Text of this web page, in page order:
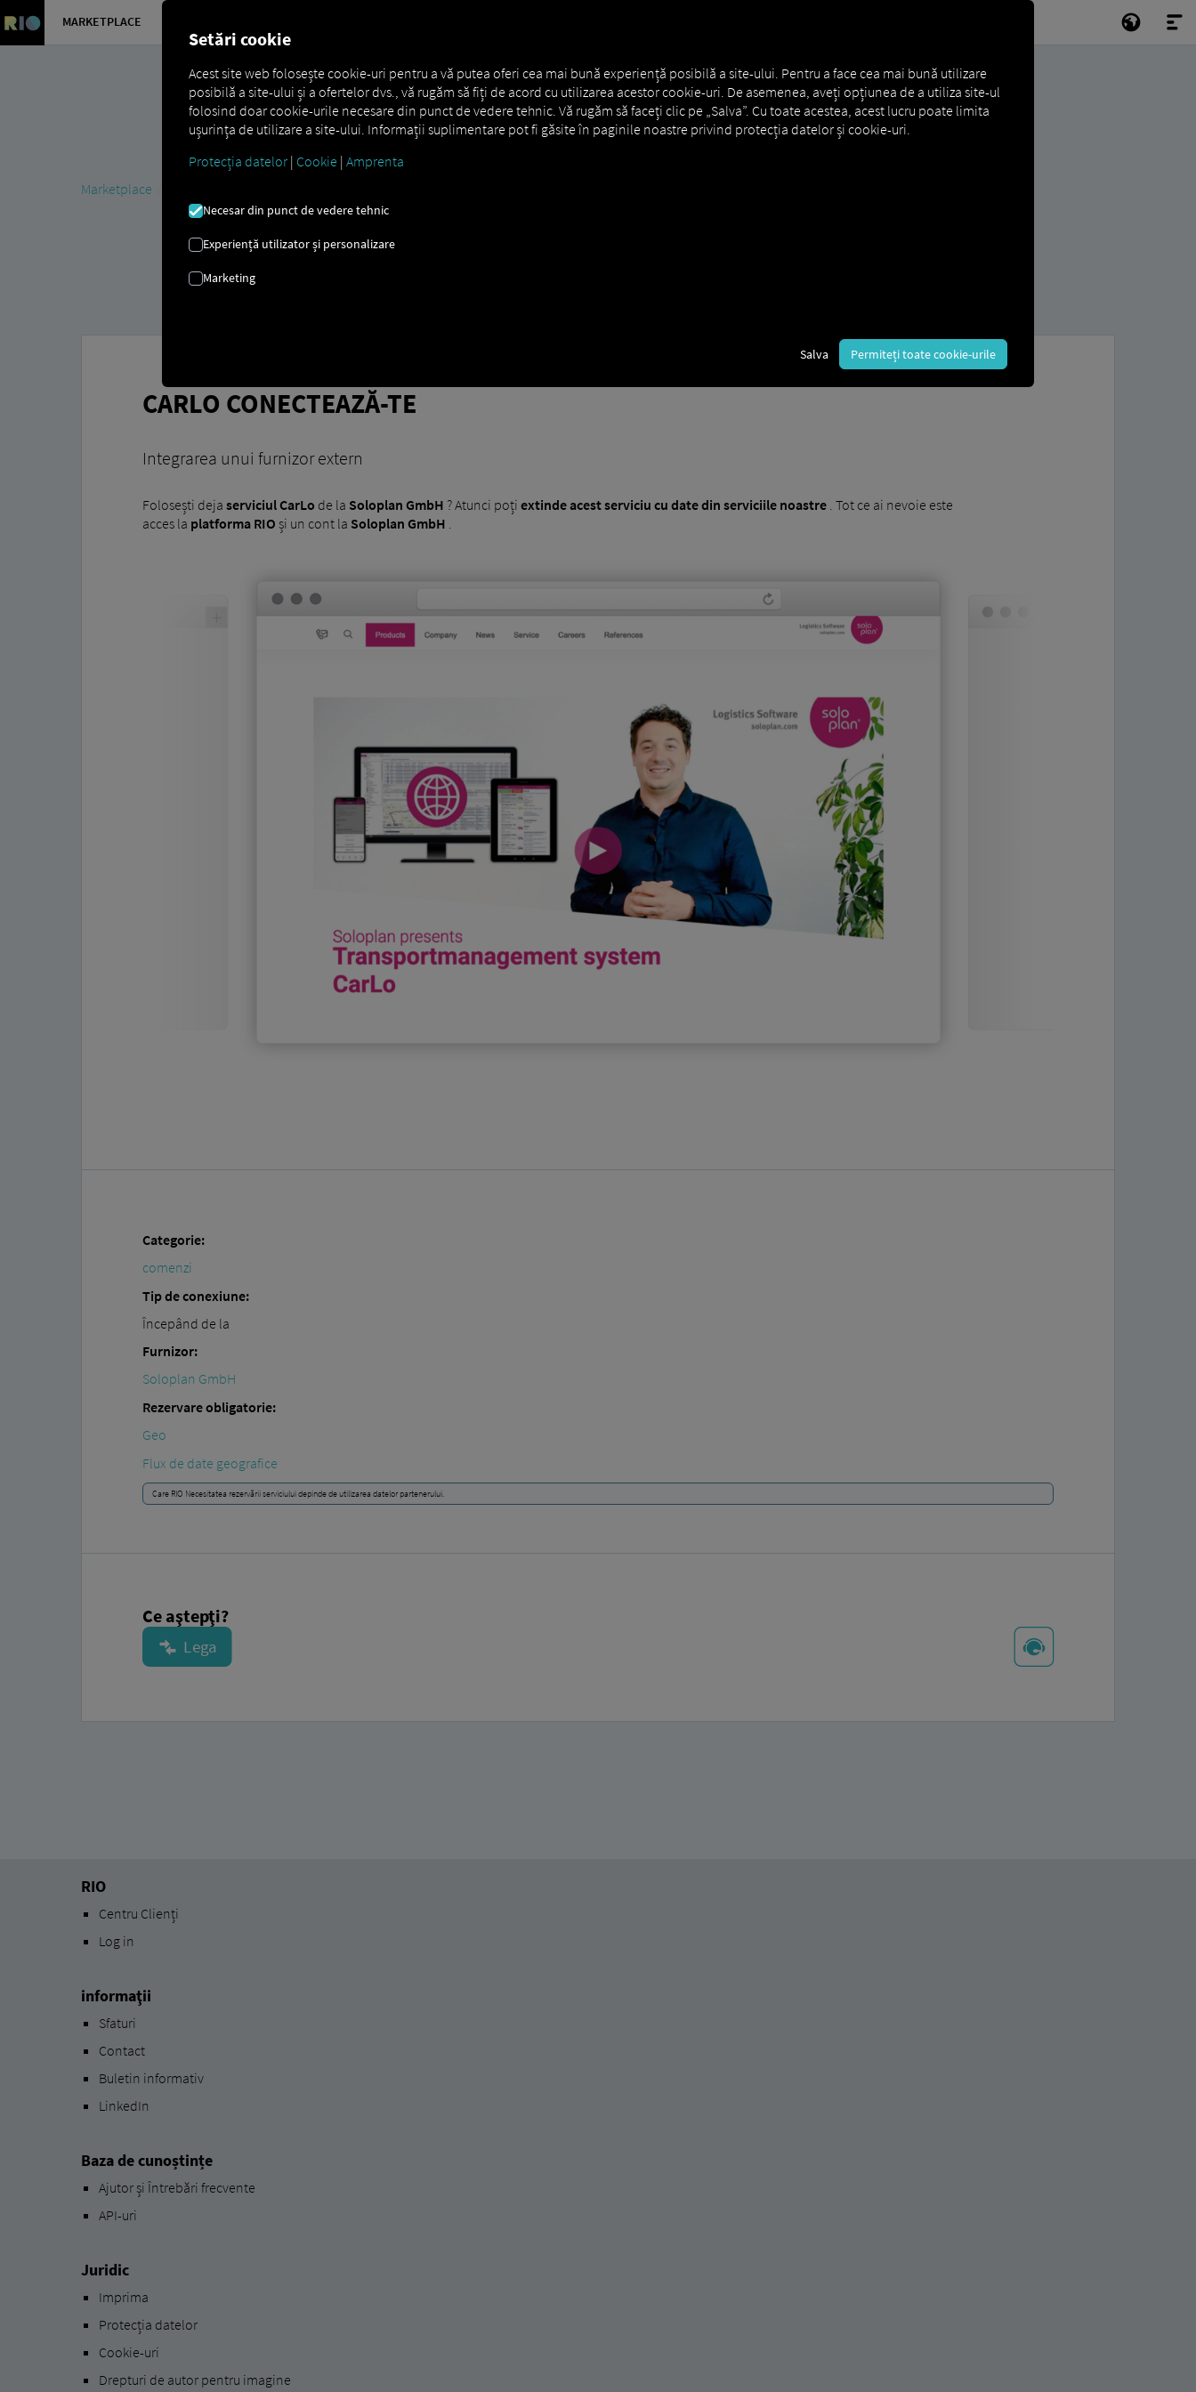
MARKETPLACE
Marketplace
CARLO CONECTEAZĂ-TE
Integrarea unui furnizor extern
Folosești deja serviciul CarLo de la Soloplan GmbH ? Atunci poți extinde acest serviciu cu date din serviciile noastre. Tot ce ai nevoie este
acces la platforma RIO și un cont la Soloplan GmbH .
Categorie:
comenzi
Tip de conexiune:
Începând de la
Furnizor:
Soloplan GmbH
Rezervare obligatorie:
Geo
Flux de date geografice
Care RIO Necesitatea rezervării serviciului depinde de utilizarea datelor partenerului.
Ce aştepţi?
RIO
Centru Clienți
Log in
informaţii
Sfaturi
Contact
Buletin informativ
LinkedIn
Baza de cunoștințe
Ajutor și Întrebări frecvente
API-uri
Juridic
Imprima
Protecția datelor
Cookie-uri
Drepturi de autor pentru imagine
Setări cookie
Acest site web folosește cookie-uri pentru a vă putea oferi cea mai bună experiență posibilă a site-ului. Pentru a face cea mai bună utilizare
posibilă a site-ului și a ofertelor dvs., vă rugăm să fiți de acord cu utilizarea acestor cookie-uri. De asemenea, aveți opțiunea de a utiliza site-ul
folosind doar cookie-urile necesare din punct de vedere tehnic. Vă rugăm să faceți clic pe „Salva”. Cu toate acestea, acest lucru poate limita
ușurința de utilizare a site-ului. Informații suplimentare pot fi găsite în paginile noastre privind protecția datelor și cookie-uri.
Protecția datelor | Cookie | Amprenta
Necesar din punct de vedere tehnic
Experiență utilizator și personalizare
Marketing
Salva Permiteți toate cookie-urile